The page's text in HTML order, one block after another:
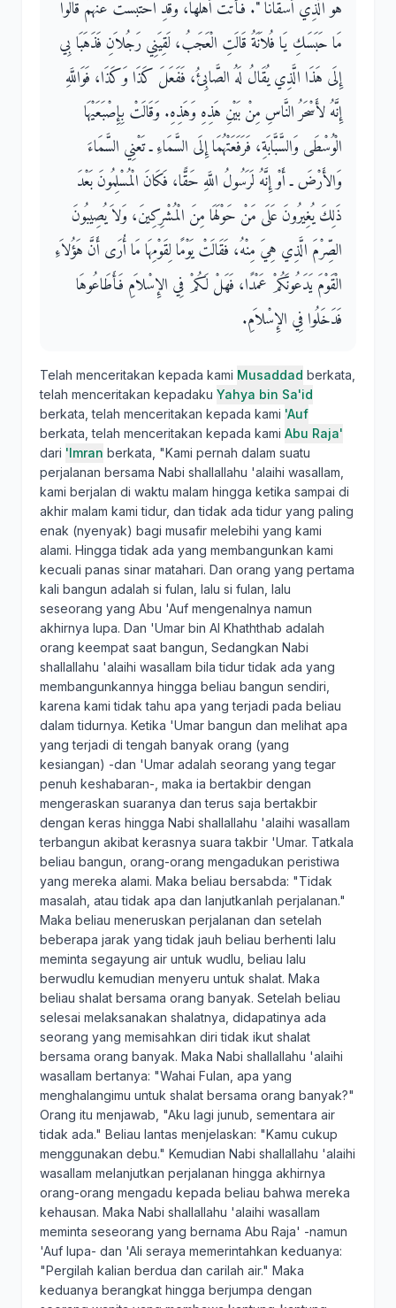
هُوَ الَّذِي أَسْقَانَا ‏"‏‏.‏ فَأَتَتْ أَهْلَهَا، وَقَدِ احْتَبَسَتْ عَنْهُمْ قَالُوا
مَا حَبَسَكِ يَا فُلاَنَةُ قَالَتِ الْعَجَبُ، لَقِيَنِي رَجُلاَنِ فَذَهَبَا بِي
إِلَى هَذَا الَّذِي يُقَالُ لَهُ الصَّابِئُ، فَفَعَلَ كَذَا وَكَذَا، فَوَاللَّهِ
إِنَّهُ لأَسْحَرُ النَّاسِ مِنْ بَيْنِ هَذِهِ وَهَذِهِ‏.‏ وَقَالَتْ بِإِصْبَعَيْهَا
الْوُسْطَى وَالسَّبَّابَةِ، فَرَفَعَتْهُمَا إِلَى السَّمَاءِ ـ تَعْنِي السَّمَاءَ
وَالأَرْضَ ـ أَوْ إِنَّهُ لَرَسُولُ اللَّهِ حَقًّا، فَكَانَ الْمُسْلِمُونَ بَعْدَ
ذَلِكَ يُغِيرُونَ عَلَى مَنْ حَوْلَهَا مِنَ الْمُشْرِكِينَ، وَلاَ يُصِيبُونَ
الصِّرْمَ الَّذِي هِيَ مِنْهُ، فَقَالَتْ يَوْمًا لِقَوْمِهَا مَا أُرَى أَنَّ هَؤُلاَءِ
الْقَوْمَ يَدَعُونَكُمْ عَمْدًا، فَهَلْ لَكُمْ فِي الإِسْلاَمِ فَأَطَاعُوهَا
فَدَخَلُوا فِي الإِسْلاَمِ‏.‏
Telah menceritakan kepada kami Musaddad berkata,
telah menceritakan kepadaku Yahya bin Sa'id
berkata, telah menceritakan kepada kami 'Auf
berkata, telah menceritakan kepada kami Abu Raja'
dari 'Imran berkata, "Kami pernah dalam suatu
perjalanan bersama Nabi shallallahu 'alaihi wasallam,
kami berjalan di waktu malam hingga ketika sampai di
akhir malam kami tidur, dan tidak ada tidur yang paling
enak (nyenyak) bagi musafir melebihi yang kami
alami. Hingga tidak ada yang membangunkan kami
kecuali panas sinar matahari. Dan orang yang pertama
kali bangun adalah si fulan, lalu si fulan, lalu
seseorang yang Abu 'Auf mengenalnya namun
akhirnya lupa. Dan 'Umar bin Al Khaththab adalah
orang keempat saat bangun, Sedangkan Nabi
shallallahu 'alaihi wasallam bila tidur tidak ada yang
membangunkannya hingga beliau bangun sendiri,
karena kami tidak tahu apa yang terjadi pada beliau
dalam tidurnya. Ketika 'Umar bangun dan melihat apa
yang terjadi di tengah banyak orang (yang
kesiangan) -dan 'Umar adalah seorang yang tegar
penuh keshabaran-, maka ia bertakbir dengan
mengeraskan suaranya dan terus saja bertakbir
dengan keras hingga Nabi shallallahu 'alaihi wasallam
terbangun akibat kerasnya suara takbir 'Umar. Tatkala
beliau bangun, orang-orang mengadukan peristiwa
yang mereka alami. Maka beliau bersabda: "Tidak
masalah, atau tidak apa dan lanjutkanlah perjalanan."
Maka beliau meneruskan perjalanan dan setelah
beberapa jarak yang tidak jauh beliau berhenti lalu
meminta segayung air untuk wudlu, beliau lalu
berwudlu kemudian menyeru untuk shalat. Maka
beliau shalat bersama orang banyak. Setelah beliau
selesai melaksanakan shalatnya, didapatinya ada
seorang yang memisahkan diri tidak ikut shalat
bersama orang banyak. Maka Nabi shallallahu 'alaihi
wasallam bertanya: "Wahai Fulan, apa yang
menghalangimu untuk shalat bersama orang banyak?"
Orang itu menjawab, "Aku lagi junub, sementara air
tidak ada." Beliau lantas menjelaskan: "Kamu cukup
menggunakan debu." Kemudian Nabi shallallahu 'alaihi
wasallam melanjutkan perjalanan hingga akhirnya
orang-orang mengadu kepada beliau bahwa mereka
kehausan. Maka Nabi shallallahu 'alaihi wasallam
meminta seseorang yang bernama Abu Raja' -namun
'Auf lupa- dan 'Ali seraya memerintahkan keduanya:
"Pergilah kalian berdua dan carilah air." Maka
keduanya berangkat hingga berjumpa dengan